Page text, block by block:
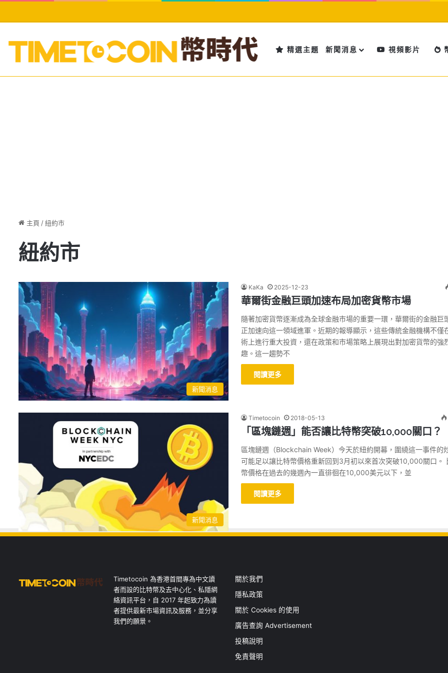
精選主題 新聞消息 視頻影片
主頁 /紐約市
紐約市
新聞消息
KaKa 2025-12-23
華爾街金融巨頭加速布局加密貨幣市場
隨著加密貨幣逐漸成為全球金融市場的重要一環，華爾街的金融巨
正加速向這一領域進軍。近期的報導顯示，這些傳統金融機構不僅
術上進行重大投資，還在政策和市場策略上展現出對加密貨幣的強
趣。這一趨勢不
閱讀更多
新聞消息
Timetocoin 2018-05-13
「區塊鏈週」能否讓比特幣突破10,000關口？
區塊鏈週（Blockchain Week）今天於紐約開幕，圍繞這一事件的
可能足以讓比特幣價格重新回到3月初以來首次突破10,000關口。
幣價格在過去的幾週內一直徘徊在10,000美元以下，並
閱讀更多
Timetocoin 為香港首間專為中文讀
者而設的比特幣及去中心化、私隱網
絡資訊平台，自 2017 年起致力為讀
者提供最新市場資訊及服務，並分享
我們的願景。
關於我們
隱私政策
關於 Cookies 的使用
廣告查詢 Advertisement
投稿說明
免責聲明